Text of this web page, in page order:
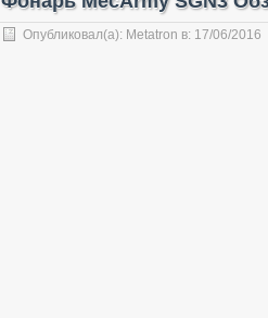
Опубликовал(а): Metatron в: 17/06/2016